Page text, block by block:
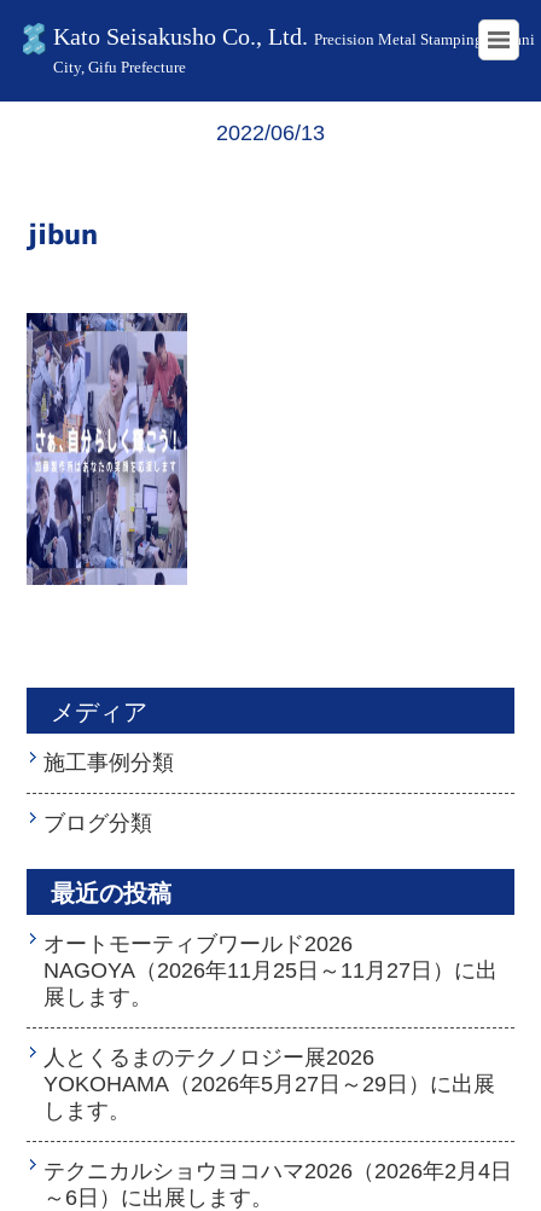
Kato Seisakusho Co., Ltd. Precision Metal Stamping in Kani
City, Gifu Prefecture
HOME
2022/06/13
jibun
メディア
施工事例分類
ブログ分類
最近の投稿
オートモーティブワールド2026
NAGOYA（2026年11月25日～11月27日）に出
展します。
人とくるまのテクノロジー展2026
YOKOHAMA（2026年5月27日～29日）に出展
します。
テクニカルショウヨコハマ2026（2026年2月4日
～6日）に出展します。